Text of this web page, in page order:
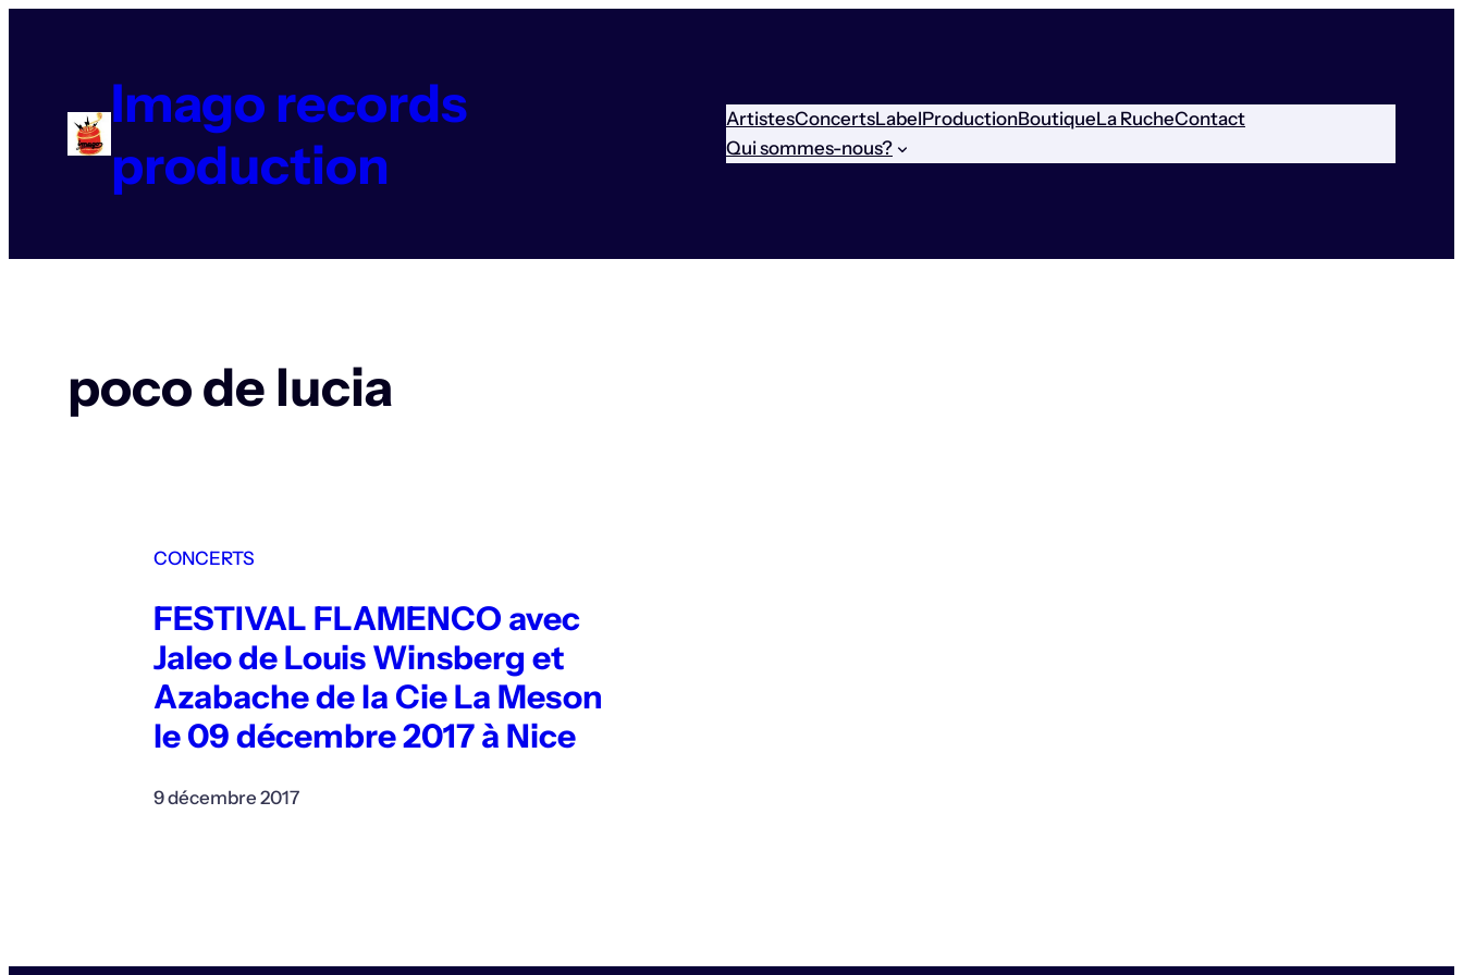
Imago records
production
ArtistesConcertsLabelProductionBoutiqueLa RucheContact
Qui sommes-nous?
poco de lucia
CONCERTS
FESTIVAL FLAMENCO avec
Jaleo de Louis Winsberg et
Azabache de la Cie La Meson
le 09 décembre 2017 à Nice
9 décembre 2017